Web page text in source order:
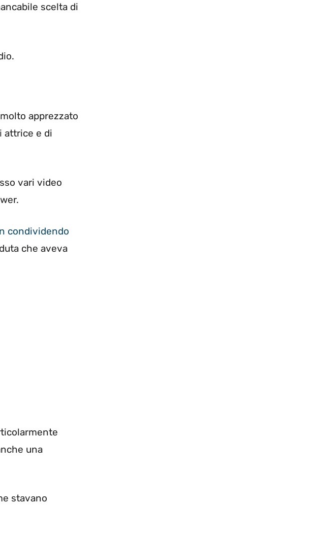
scelta di
apprezzato
attrice e di
vari video
condividendo
che aveva
una
stavano